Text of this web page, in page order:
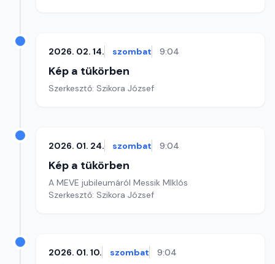
2026. 02. 14. szombat 9:04
Kép a tükörben
Szerkesztő: Szikora József
2026. 01. 24. szombat 9:04
Kép a tükörben
A MEVE jubileumáról Messik MIklós
Szerkesztő: Szikora József
2026. 01. 10. szombat 9:04